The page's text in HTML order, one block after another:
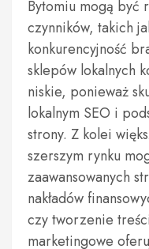
Bytomiu mogą być
czynników, takich
konkurencyjność
sklepów lokalnych
niskie, ponieważ
lokalnym SEO i
strony. Z kolei
szerszym rynku
zaawansowanych
nakładów
czy tworzenie
marketingowe